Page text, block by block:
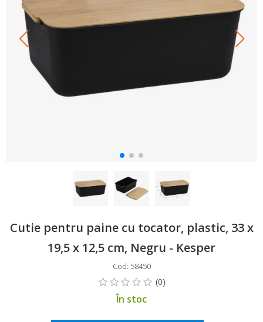
Cutie pentru paine cu tocator, plastic, 33 x
19,5 x 12,5 cm, Negru - Kesper
Cod: 58450
În stoc